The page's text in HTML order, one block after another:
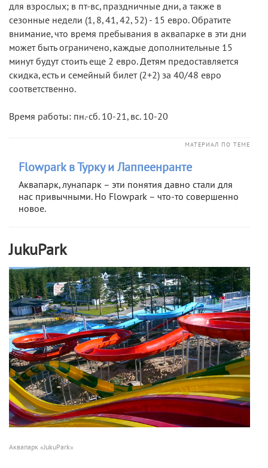
для взрослых; в пт-вс, праздничные дни, а также в
сезонные недели (1, 8, 41, 42, 52) - 15 евро. Обратите
внимание, что время пребывания в аквапарке в эти дни
может быть ограничено, каждые дополнительные 15
минут будут стоить еще 2 евро. Детям предоставляется
скидка, есть и семейный билет (2+2) за 40/48 евро
соответственно.
Время работы: пн.-сб. 10-21, вс. 10-20
МАТЕРИАЛ ПО ТЕМЕ
Flowpark в Турку и Лаппеенранте
Аквапарк, лунапарк – эти понятия давно стали для
нас привычными. Но Flowpark – что-то совершенно
новое.
JukuPark
Аквапарк «JukuPark»